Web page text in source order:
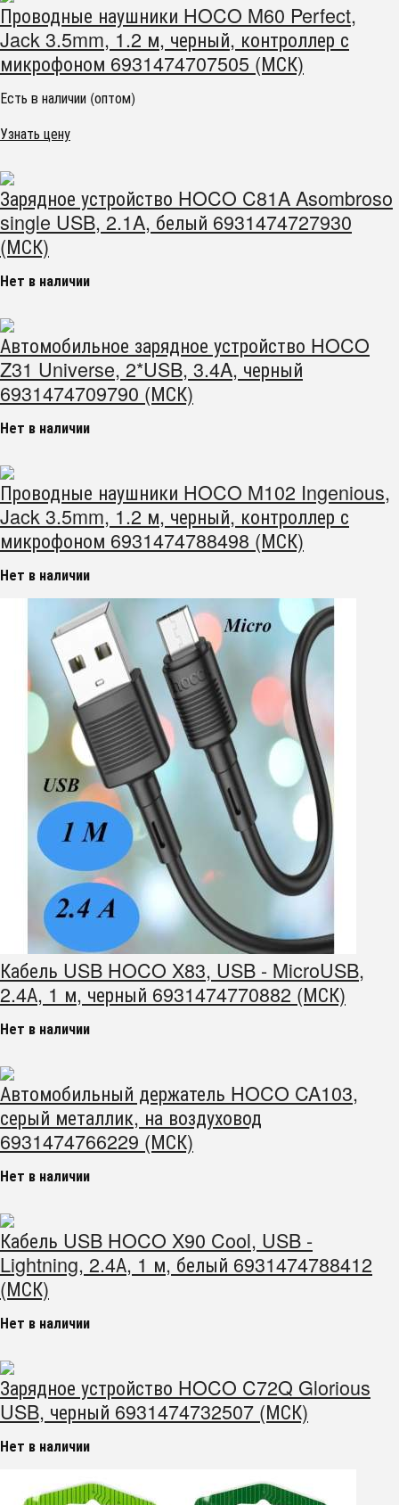
Проводные наушники HOCO M60 Perfect,
Jack 3.5mm, 1.2 м, черный, контроллер с
микрофоном 6931474707505 (МСК)
Есть в наличии (оптом)
Узнать цену
Зарядное устройство HOCO C81A Asombroso
single USB, 2.1A, белый 6931474727930
(МСК)
Нет в наличии
Автомобильное зарядное устройство HOCO
Z31 Universe, 2*USB, 3.4A, черный
6931474709790 (МСК)
Нет в наличии
Проводные наушники HOCO M102 Ingenious,
Jack 3.5mm, 1.2 м, черный, контроллер с
микрофоном 6931474788498 (МСК)
Нет в наличии
Кабель USB HOCO X83, USB - MicroUSB,
2.4А, 1 м, черный 6931474770882 (МСК)
Нет в наличии
Автомобильный держатель HOCO CA103,
серый металлик, на воздуховод
6931474766229 (МСК)
Нет в наличии
Кабель USB HOCO X90 Cool, USB -
Lightning, 2.4А, 1 м, белый 6931474788412
(МСК)
Нет в наличии
Зарядное устройство HOCO C72Q Glorious
USB, черный 6931474732507 (МСК)
Нет в наличии